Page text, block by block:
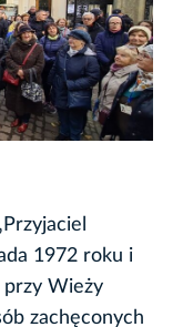
1972 roku i
przy Wieży
zachęconych